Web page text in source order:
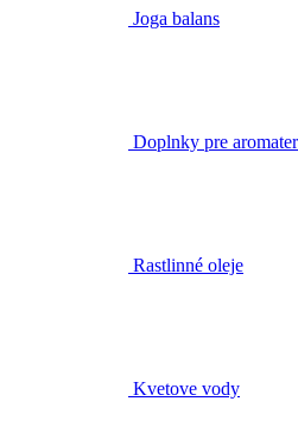
Joga balans
Doplnky pre
Rastlinné oleje
Kvetove vody